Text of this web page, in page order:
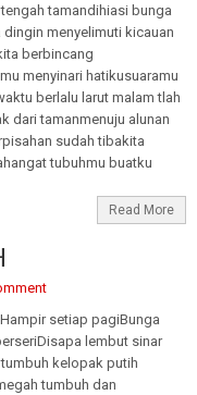
tamandihiasi bunga
menyelimuti kicauan
berbincang
menyinari hatikusuaramu
berlalu larut malam tlah
dari tamanmenuju alunan
sudah tibakita
tubuhmu buatku
Read More
setiap pagiBunga
lembut sinar
kelopak putih
tumbuh dan